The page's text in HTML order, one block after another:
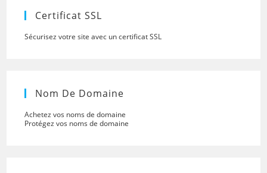
Certificat SSL
Sécurisez votre site avec un certificat SSL
Nom De Domaine
Achetez vos noms de domaine
Protégez vos noms de domaine